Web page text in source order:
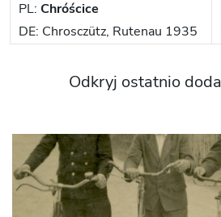
PL: Chróścice
DE: Chrosczütz, Rutenau 1935
Odkryj ostatnio